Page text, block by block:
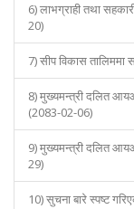
6) लाभग्राही तथा
20)
7) सीप विकास
8) मुख्यमन्त्री दलित
(2083-02-06)
9) मुख्यमन्त्री दलित
29)
10) सुचना बारे स्पष्ट